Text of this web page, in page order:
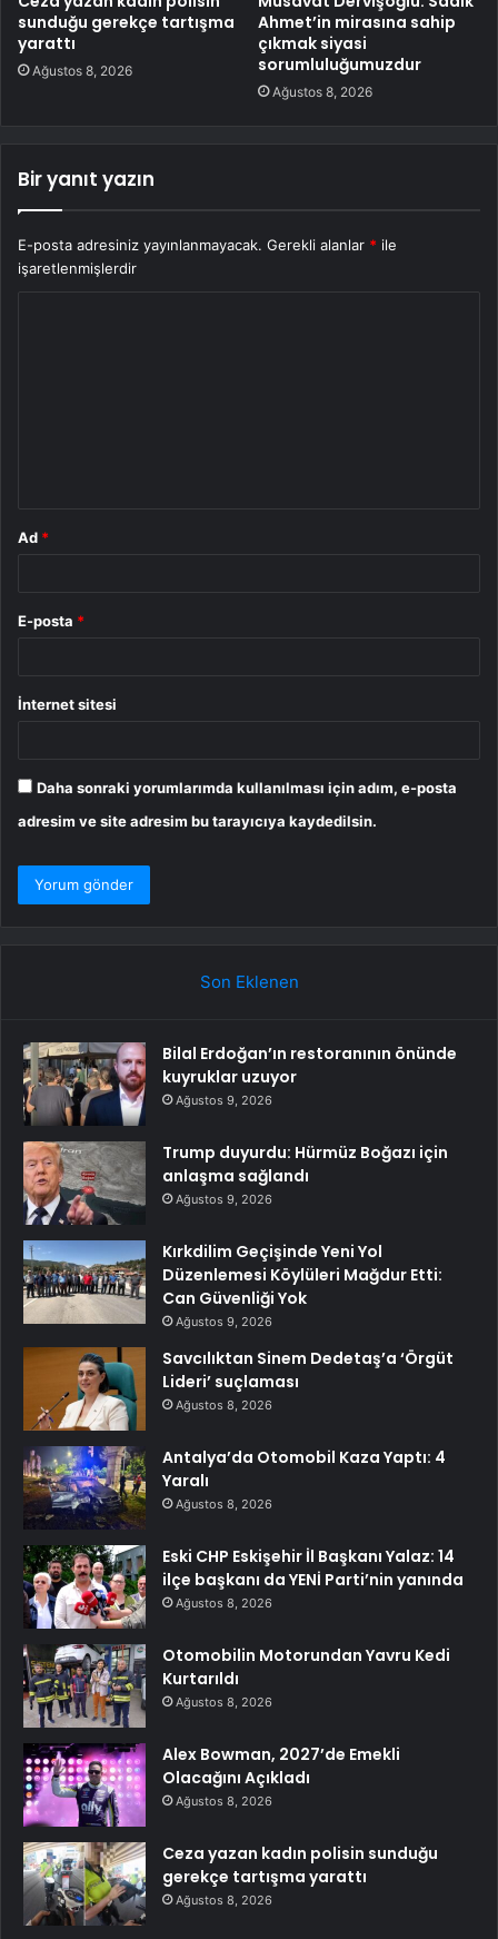
sunduğu gerekçe tartışma
yarattı
Ağustos 8, 2026
Ahmet’in mirasına sahip
çıkmak siyasi
sorumluluğumuzdur
Ağustos 8, 2026
Bir yanıt yazın
E-posta adresiniz yayınlanmayacak. Gerekli alanlar * ile
işaretlenmişlerdir
Ad *
E-posta *
İnternet sitesi
Daha sonraki yorumlarımda kullanılması için adım, e-posta
adresim ve site adresim bu tarayıcıya kaydedilsin.
Son Eklenen
Bilal Erdoğan’ın restoranının önünde
kuyruklar uzuyor
Ağustos 9, 2026
Trump duyurdu: Hürmüz Boğazı için
anlaşma sağlandı
Ağustos 9, 2026
Kırkdilim Geçişinde Yeni Yol
Düzenlemesi Köylüleri Mağdur Etti:
Can Güvenliği Yok
Ağustos 9, 2026
Savcılıktan Sinem Dedetaş’a ‘Örgüt
Lideri’ suçlaması
Ağustos 8, 2026
Antalya’da Otomobil Kaza Yaptı: 4
Yaralı
Ağustos 8, 2026
Eski CHP Eskişehir İl Başkanı Yalaz: 14
ilçe başkanı da YENİ Parti’nin yanında
Ağustos 8, 2026
Otomobilin Motorundan Yavru Kedi
Kurtarıldı
Ağustos 8, 2026
Alex Bowman, 2027’de Emekli
Olacağını Açıkladı
Ağustos 8, 2026
Ceza yazan kadın polisin sunduğu
gerekçe tartışma yarattı
Ağustos 8, 2026